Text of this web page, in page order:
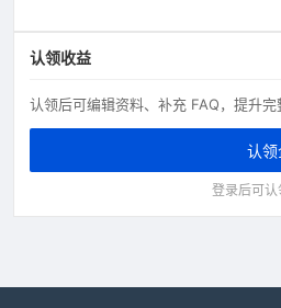
认领收益
认领后可编辑资料、补充 FAQ，提升完
认领
登录后可认